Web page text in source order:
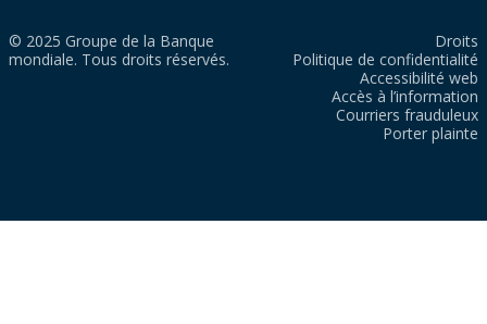
© 2025 Groupe de la Banque
mondiale. Tous droits réservés.
Droits
Politique de confidentialité
Accessibilité web
Accès à l’information
Courriers frauduleux
Porter plainte